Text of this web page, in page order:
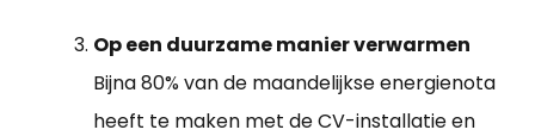
Op een duurzame manier verwarmen
Bijna 80% van de maandelijkse energienota
heeft te maken met de CV-installatie en